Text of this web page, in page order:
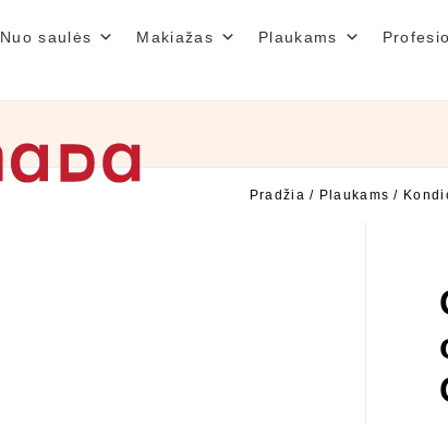
Nuo saulės Makiažas Plaukams
Pradžia / Plaukams /